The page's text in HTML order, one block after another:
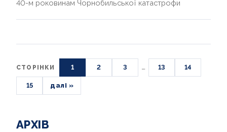
40-м роковинам Чорнобильської катастрофи
СТОРІНКИ 1 2 3 … 13 14
15 далі »
АРХІВ